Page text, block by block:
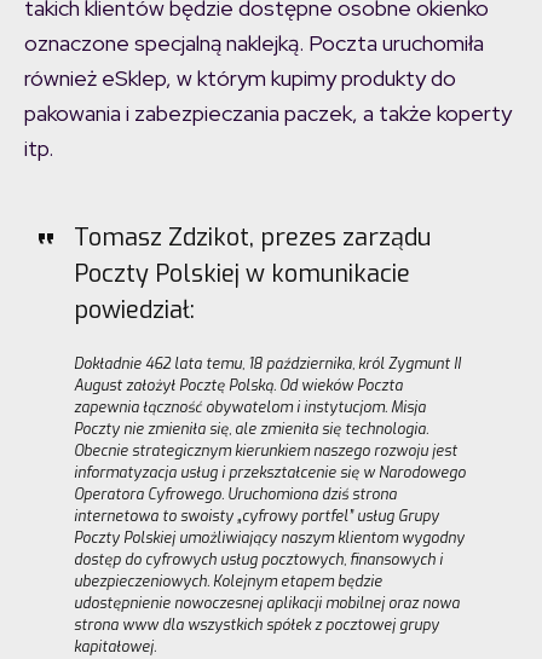
takich klientów będzie dostępne osobne okienko
oznaczone specjalną naklejką. Poczta uruchomiła
również eSklep, w którym kupimy produkty do
pakowania i zabezpieczania paczek, a także koperty
itp.
Tomasz Zdzikot, prezes zarządu
Poczty Polskiej w komunikacie
powiedział:
Dokładnie 462 lata temu, 18 października, król Zygmunt II
August założył Pocztę Polską. Od wieków Poczta
zapewnia łączność obywatelom i instytucjom. Misja
Poczty nie zmieniła się, ale zmieniła się technologia.
Obecnie strategicznym kierunkiem naszego rozwoju jest
informatyzacja usług i przekształcenie się w Narodowego
Operatora Cyfrowego. Uruchomiona dziś strona
internetowa to swoisty „cyfrowy portfel” usług Grupy
Poczty Polskiej umożliwiający naszym klientom wygodny
dostęp do cyfrowych usług pocztowych, finansowych i
ubezpieczeniowych. Kolejnym etapem będzie
udostępnienie nowoczesnej aplikacji mobilnej oraz nowa
strona www dla wszystkich spółek z pocztowej grupy
kapitałowej.